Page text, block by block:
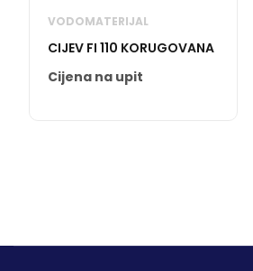
VODOMATERIJAL
CIJEV FI 110 KORUGOVANA
Cijena na upit